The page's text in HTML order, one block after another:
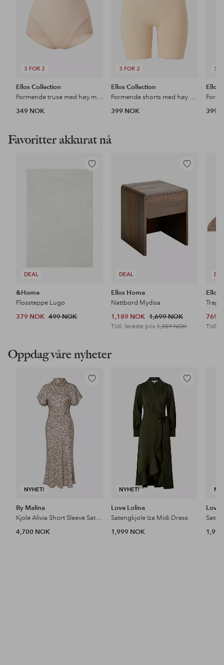
3 FOR 2
Ellos Collection
Formende truse med høy midje - medium støtte
349 NOK
3 FOR 2
Ellos Collection
Formende shorts med høy midje - medium support
399 NOK
3
Ellos
399
Favoritter akkurat nå
DEAL
Legg
&Home
Flossteppe Lugo
379 NOK 499 NOK
DEAL
Legg
favoritter
Ellos Home
Nattbord Mydisa
1,189 NOK 1,699 NOK
Tidl. laveste pris1,359 NOK
Ellos
769
Tidl.
Oppdag våre nyheter
NYHET!
Legg
By Malina
Kjole Alivia Short Sleeve Satin Midi Dress
4,700 NOK
NYHET!
Legg
Love Lolina
Satengkjole Iza Midi Dress
1,999 NOK
Love